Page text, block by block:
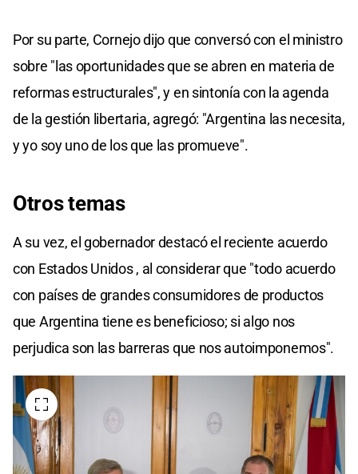
Por su parte, Cornejo dijo que conversó con el ministro
sobre "las oportunidades que se abren en materia de
reformas estructurales", y en sintonía con la agenda
de la gestión libertaria, agregó: "Argentina las necesita,
y yo soy uno de los que las promueve".
Otros temas
A su vez, el gobernador destacó el reciente acuerdo
con Estados Unidos , al considerar que "todo acuerdo
con países de grandes consumidores de productos
que Argentina tiene es beneficioso; si algo nos
perjudica son las barreras que nos autoimponemos".